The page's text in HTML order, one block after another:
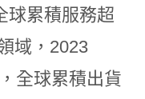
球累積服務超
域，2023
全球累積出貨